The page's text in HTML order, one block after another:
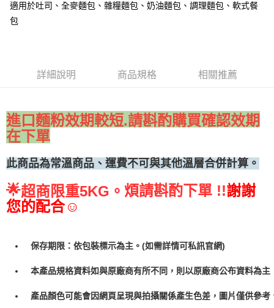
(請點開選項勾選)
適用於吐司、全麥麵包、雜糧麵包、奶油麵包、調理麵包、軟式餐
包
詳細說明 商品規格 相關推薦
進口麵粉效期較短.請斟酌購買確認效期
在下單
此商品為常溫商品、運費不可與其他溫層合併計算。
🌟超商限重5KG。 煩請斟酌下單 !!謝謝
您的配合☺
保存期限：依包裝標示為主。(如需詳情可私訊官網)
本產品規格資料如與原廠商有所不同，則以原廠商公布資料為主
產品顏色可能會因網頁呈現與拍攝關係產生色差，圖片僅供參